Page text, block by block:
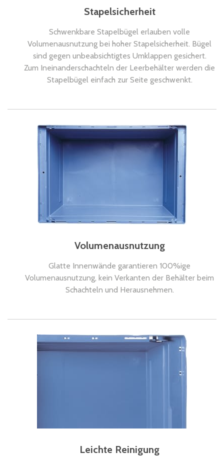
Stapelsicherheit
Schwenkbare Stapelbügel erlauben volle
Volumenausnutzung bei hoher Stapelsicherheit. Bügel
sind gegen unbeabsichtigtes Umklappen gesichert.
Zum Ineinanderschachteln der Leerbehälter werden die
Stapelbügel einfach zur Seite geschwenkt.
Volumenausnutzung
Glatte Innenwände garantieren 100%ige
Volumenausnutzung, kein Verkanten der Behälter beim
Schachteln und Herausnehmen.
Leichte Reinigung